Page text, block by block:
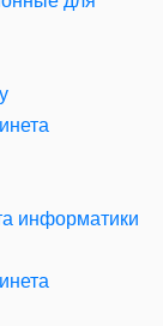
информатики